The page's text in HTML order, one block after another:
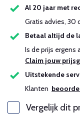
Al 20 jaar met
Gratis advies, 30
Betaal altijd de
Is de prijs ergens
Claim jouw
Uitstekende
Klanten
Vergelijk dit